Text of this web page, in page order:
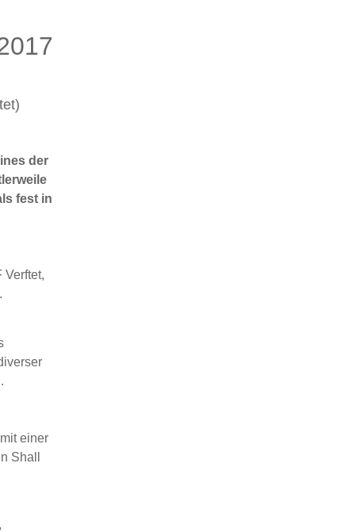
der
fest in
Verftet,
einer
Shall